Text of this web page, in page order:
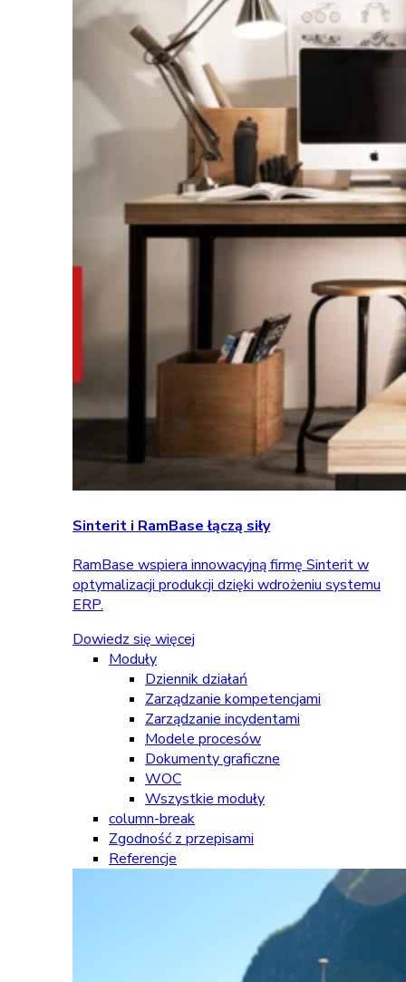
Sinterit i RamBase łączą siły
RamBase wspiera innowacyjną firmę Sinterit w
optymalizacji produkcji dzięki wdrożeniu systemu
ERP.
Dowiedz się więcej
Moduły
Dziennik działań
Zarządzanie kompetencjami
Zarządzanie incydentami
Modele procesów
Dokumenty graficzne
WOC
Wszystkie moduły
column-break
Zgodność z przepisami
Referencje